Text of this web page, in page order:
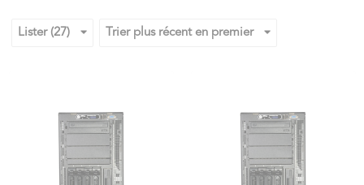
Lister (27) Trier plus récent en premier